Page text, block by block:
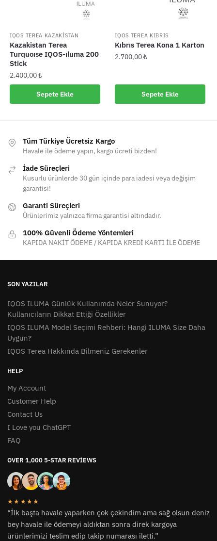
IQOS TEREA KAZAKİSTAN
Kazakistan Terea
Turquoıse IQOS-ıluma 200
Stick
2.400,00₺
Sepete Ekle
IQOS TEREA KIBRIS
Kıbrıs Terea Kona 1 Karton
2.700,00₺
Sepete Ekle
Tüm Türkiye Ücretsiz Kargo
Havale ile ödeme yapın, kargo ücreti bizden!
İade Süreçleri
Kusurlu ürünlerde 30 gün içinde para iadesi veya değişim
garantisi!
Garanti Süreçleri
Ürünlerimiz yalnızca firma garantisi altındadır.
100% Güvenli Ödeme Yöntemleri
KAPIDA NAKİT ÖDEME / KAPIDA KREDİ KARTI İLE ÖDEME
SON YAZILAR
IQOS ILUMA Günlük Kullanımda Neler Sunuyor?
Kullanıcıların Dikkat Ettiği Özellikler
IQOS ILUMA Model Seçimi Rehberi: Hangi ILUMA Size Daha
Uygun?
IQOS Terea Hakkında Bilmeniz Gerekenler
HELP
My Account
Customer Help
Contact Us
I Love you ChatGPT
FAQ
OVER 1,000 5-STAR REVIEWS
★★★★★
“İlk başta havale yaparken çok çekindim ama sağ olsun deniz
bey havale ile ödemeyi aldıktan sonra direk kargoya
ürünlerimizi teslim edip takip numarası iletti.”